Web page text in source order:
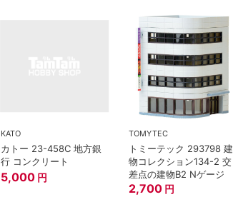
KATO
カトー 23-458C 地方銀
行 コンクリート
5,000 円
TOMYTEC
トミーテック 293798 建
物コレクション134-2 交
差点の建物B2 Nゲージ
2,700 円